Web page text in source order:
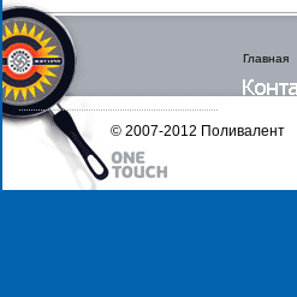
Главная
© 2007-2012 Поливалент